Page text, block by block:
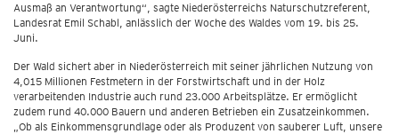
Ausmaß an Verantwortung“, sagte Niederösterreichs Naturschutzreferent,
Landesrat Emil Schabl, anlässlich der Woche des Waldes vom 19. bis 25.
Juni.
Der Wald sichert aber in Niederösterreich mit seiner jährlichen Nutzung von
4,015 Millionen Festmetern in der Forstwirtschaft und in der Holz
verarbeitenden Industrie auch rund 23.000 Arbeitsplätze. Er ermöglicht
zudem rund 40.000 Bauern und anderen Betrieben ein Zusatzeinkommen.
„Ob als Einkommensgrundlage oder als Produzent von sauberer Luft, unsere